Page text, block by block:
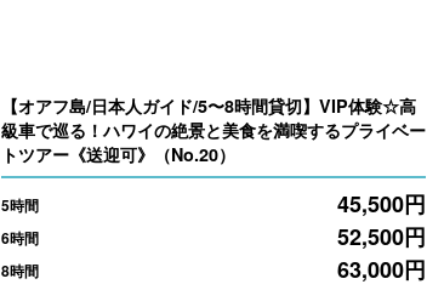
【オアフ島/日本人ガイド/5〜8時間貸切】VIP体験☆高
級車で巡る！ハワイの絶景と美食を満喫するプライベー
トツアー《送迎可》（No.20）
5時間 45,500円
6時間 52,500円
8時間 63,000円